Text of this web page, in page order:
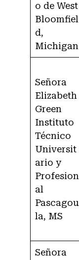
o de West
Bloomfiel
d,
Michigan
Señora
Elizabeth
Green
Instituto
Técnico
Universit
ario y
Profesion
al
Pascagou
la, MS
Señora